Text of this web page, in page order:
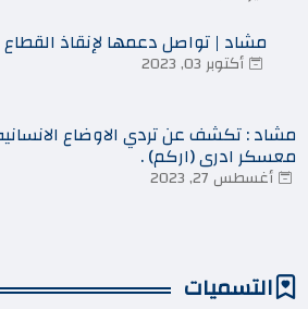
مشاد | تواصل دعمها لإنقاذ
أكتوبر 03, 2023
مشاد : تكشف عن تردي الاوضاع
معسكر ادري (اركم) .
أغسطس 27, 2023
التسميات